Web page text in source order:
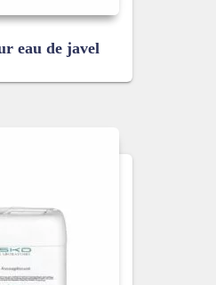
eau de javel